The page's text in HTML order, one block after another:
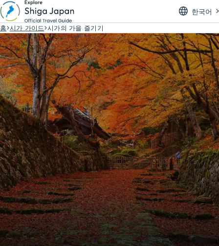
한국어
홈 시가 가이드 시가의 가을 즐기기